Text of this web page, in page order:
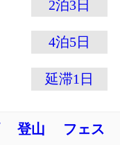
こその温かさ
えた高性能ウェ
ウェアの左袖
ップの収納に
載！
2泊3日
4泊5日
延滞1日
登山 フェス